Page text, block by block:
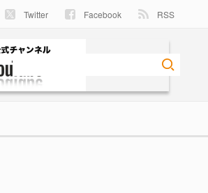
Twitter Facebook RSS